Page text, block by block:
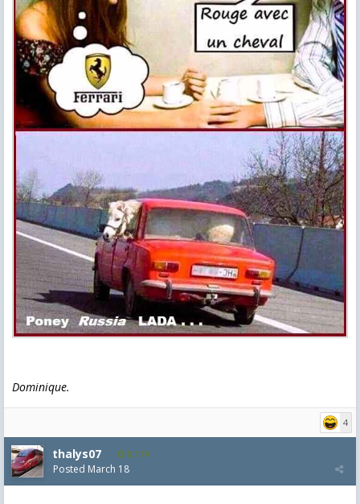
Dominique.
4
thalys07 8,174
Posted March 18